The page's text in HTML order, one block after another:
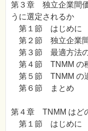
第３章 独立企業間
うに選定されるか
第１節 はじめに
第２節 独立企業
第３節 最適方法
第４節 TNMM の
第５節 TNMM の
第６節 まとめ
第４章 TNMM はど
第１節 はじめに